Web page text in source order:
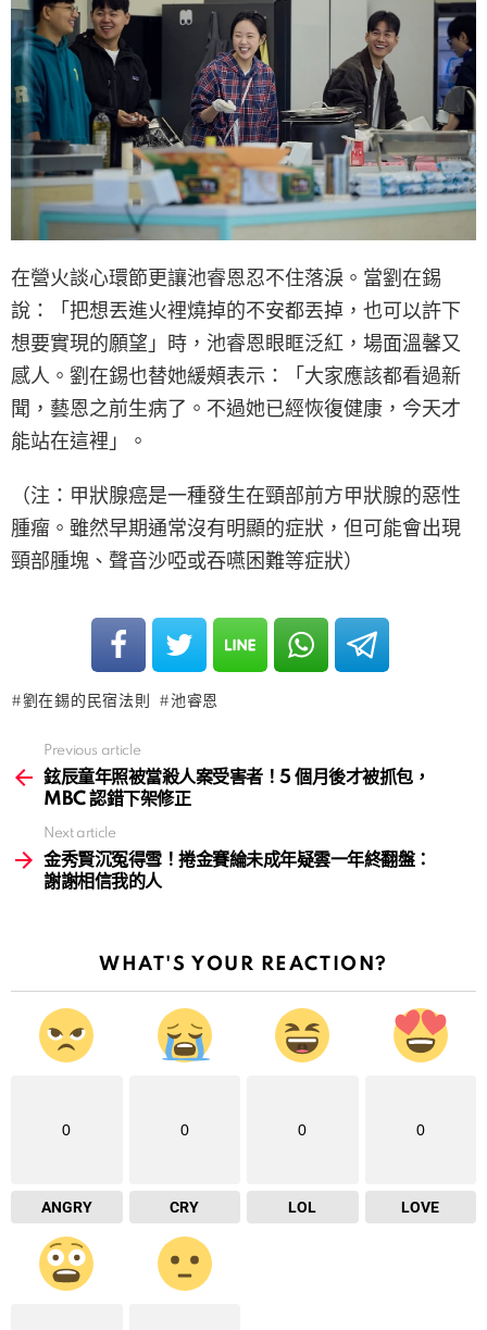
在營火談心環節更讓池睿恩忍不住落淚。當劉在錫
說：「把想丟進火裡燒掉的不安都丟掉，也可以許下
想要實現的願望」時，池睿恩眼眶泛紅，場面溫馨又
感人。劉在錫也替她緩頰表示：「大家應該都看過新
聞，藝恩之前生病了。不過她已經恢復健康，今天才
能站在這裡」。
（注：甲狀腺癌是一種發生在頸部前方甲狀腺的惡性
腫瘤。雖然早期通常沒有明顯的症狀，但可能會出現
頸部腫塊、聲音沙啞或吞嚥困難等症狀）
劉在錫的民宿法則 池睿恩
more
Previous article
鉉辰童年照被當殺人案受害者！5 個月後才被抓包，
MBC 認錯下架修正
Next article
金秀賢沉冤得雪！捲金賽綸未成年疑雲一年終翻盤：
謝謝相信我的人
WHAT'S YOUR REACTION?
0
ANGRY
0
CRY
0
LOL
0
LOVE